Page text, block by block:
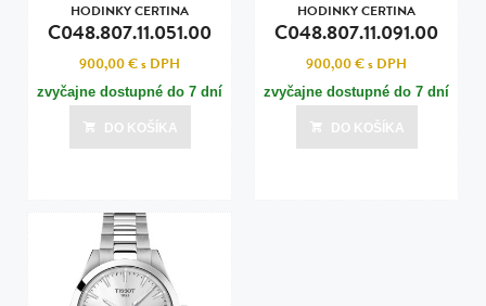
HODINKY CERTINA
C048.807.11.051.00
900,00 €s DPH
zvyčajne dostupné do 7 dní
DO KOŠÍKA
HODINKY CERTINA
C048.807.11.091.00
900,00 €s DPH
zvyčajne dostupné do 7 dní
DO KOŠÍKA